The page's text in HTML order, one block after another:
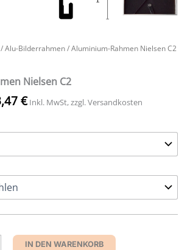
/Alu-Bilderrahmen/ Aluminium-Rahmen Nielsen C2
Nielsen C2
€ Inkl. MwSt, zzgl. Versandkosten
IN DEN WARENKORB